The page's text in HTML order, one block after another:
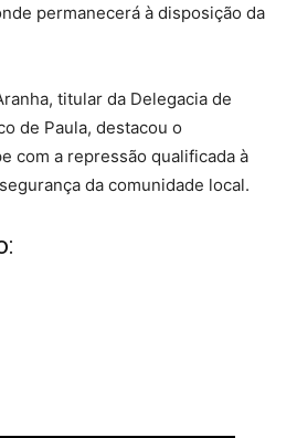
permanecerá à disposição da
titular da Delegacia de
de Paula, destacou o
com a repressão qualificada à
da comunidade local.